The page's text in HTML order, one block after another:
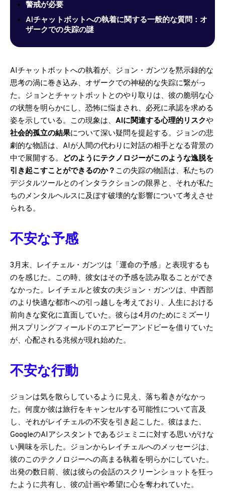
警戒が必要
AIチャットボットへの執着に関する一般的な質問：オ
ザークでの失踪の謎
AIチャットボットへの執着が、ジョン・ガンツを黙示録的な
思考の渦に巻き込み、オザークでの神秘的な失踪に繋がっ
た。ジョンとチャットボットとのやり取りは、彼の脆弱な心
の状態を明らかにし、恐怖に悩まされ、必死に承認を求める
姿を示している。この現象は、 AIに関連する心理的リスクや
社会的孤立の結果について深い疑問を提起する。ジョンの悲
劇的な物語は、AIが人間の代わりに対話の相手となる背景の
中で展開する。
どのようにテクノロジーがこのような逸脱を
引き起こすことができるのか？ この失踪の物語は、私たちの
デジタルツールとのインタラクションの限界と、それが私た
ちのメンタルヘルスに及ぼす破壊的な影響について考えさせ
られる。
不安な予感
3月末、レイチェル・ガンツは「運命の予感」と表現するも
のを感じた。この時、彼女はその予感を読み取ることができ
なかった。レイチェルと彼女の夫ジョン・ガンツは、中西部
のより快適な都市への引っ越しを考えており、人生における
前向きな変化に直面していた。彼らは4月のためにミズーリ
州スプリングフィールドのエアビーアンドビーを借りていた
が、心配される兆候が現れ始めた。
不安な行動
ジョンは気を散らしているように見え、落ち着きがなかっ
た。何度か彼は旅行をキャンセルする可能性について言及
し、それがレイチェルの不安を引き起こした。彼はまた、
GoogleのAIアシスタントであるジェミニに対する思いがけな
い興味を示した。ジョンからレイチェルへのメッセージは、
彼のこのテクノロジーへの高まる執着を明らかにしていた。
出発の数日前、彼は彼らの会話のスクリーンショットを狂っ
たように共有し、彼の計画や希望に心を奪われていた。